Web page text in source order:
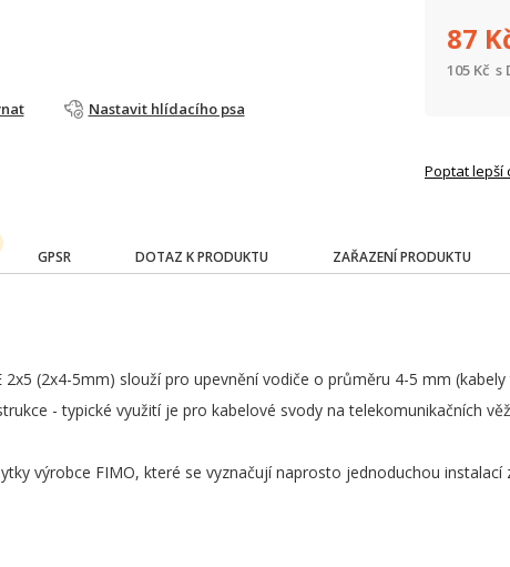
Nastavit hlídacího psa
87
105 Kč s
Poptat lepší
GPSR DOTAZ K PRODUKTU ZAŘAZENÍ PRODUKTU
2x5 (2x4-5mm) slouží pro upevnění vodiče o průměru 4-5 mm (kabely
- typické využití je pro kabelové svody na telekomunikačních
výrobce FIMO, které se vyznačují naprosto jednoduchou instalací